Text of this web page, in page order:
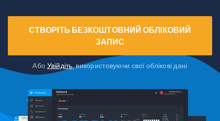
СТВОРІТЬ БЕЗКОШТОВНИЙ ОБЛІКОВИЙ
ЗАПИС
Або Увійдіть, використовуючи свої облікові дані